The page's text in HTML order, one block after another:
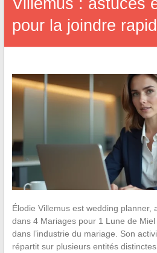
Villemus : astuces
pour la joindre
Élodie Villemus est wedding planner,
dans 4 Mariages pour 1 Lune de
dans l’industrie du mariage. Son
répartit sur plusieurs entités